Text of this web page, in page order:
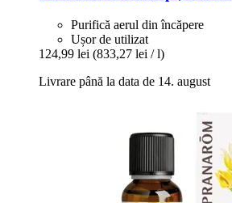
Purifică aerul din încăpere
Ușor de utilizat
124,99 lei (833,27 lei / l)
Livrare până la data de 14. august